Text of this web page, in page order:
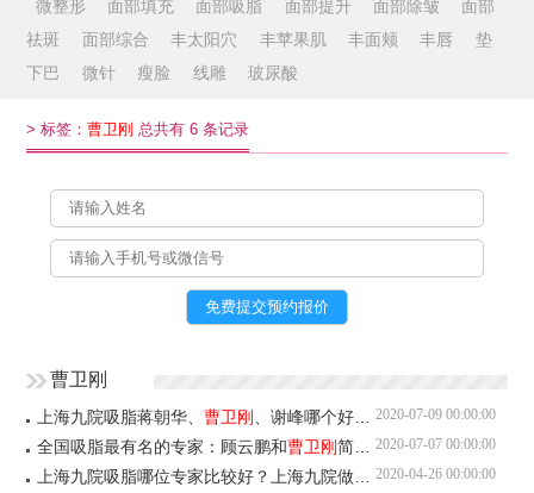
微整形
面部填充 面部吸脂 面部提升 面部除皱
面部
祛斑
面部综合 丰太阳穴 丰苹果肌 丰面颊 丰唇
垫
下巴
微针 瘦脸 线雕 玻尿酸
>标签：曹卫刚 总共有 6 条记录
曹卫刚
2020-07-09 00:00:00
上海九院吸脂蒋朝华、曹卫刚 、谢峰哪个好？案例对比评价预约
2020-07-07 00:00:00
全国吸脂最有名的专家：顾云鹏和曹卫刚简介案例对比预约
2020-04-26 00:00:00